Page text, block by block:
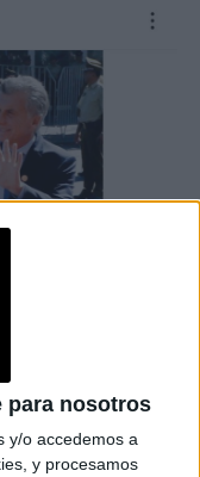
para nosotros
y/o accedemos a
y procesamos